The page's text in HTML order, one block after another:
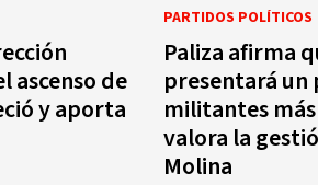
ascenso de
y aporta
PARTIDOS POLÍTICOS
Paliza afirma
presentará un
militantes
valora la
Molina